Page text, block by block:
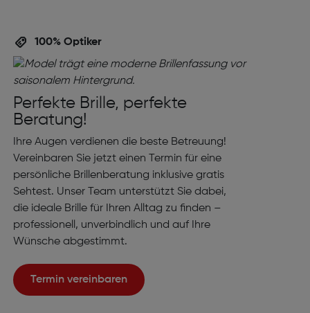
100% Optiker
Perfekte Brille, perfekte
Beratung!
Ihre Augen verdienen die beste Betreuung!
Vereinbaren Sie jetzt einen Termin für eine
persönliche Brillenberatung inklusive gratis
Sehtest. Unser Team unterstützt Sie dabei,
die ideale Brille für Ihren Alltag zu finden –
professionell, unverbindlich und auf Ihre
Wünsche abgestimmt.
Termin vereinbaren